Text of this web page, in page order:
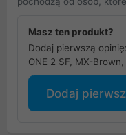
Masz ten produkt?
Dodaj pierwszą
ONE 2 SF, MX-
Dodaj